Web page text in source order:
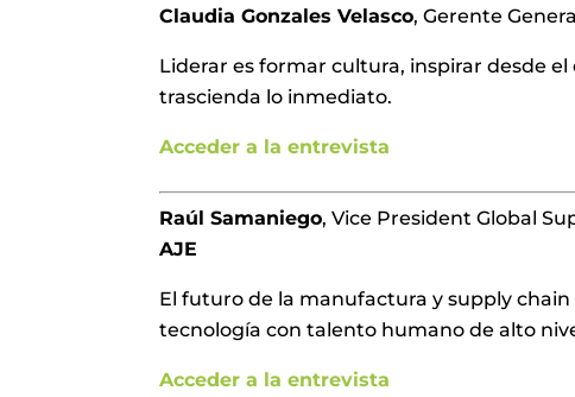
Claudia Gonzales Velasco, Gerente
Liderar es formar cultura, inspirar desde
trascienda lo inmediato.
Acceder a la entrevista
Raúl Samaniego, Vice President Global
AJE
El futuro de la manufactura y supply
tecnología con talento humano de alto
Acceder a la entrevista